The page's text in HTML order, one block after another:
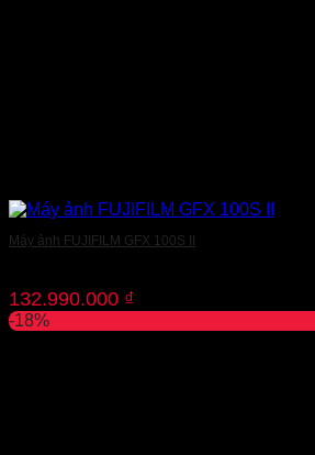
Máy ảnh FUJIFILM GFX 100S II
132.990.000 ₫
-18%